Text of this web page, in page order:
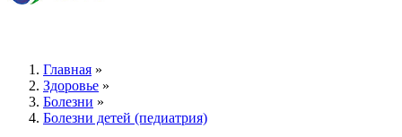
Главная »
Здоровье »
Болезни »
Болезни детей (педиатрия)